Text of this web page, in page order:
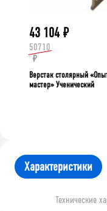
43 104 ₽
50710
₽
Верстак столярный
мастер» Ученический
Характеристики
Технические